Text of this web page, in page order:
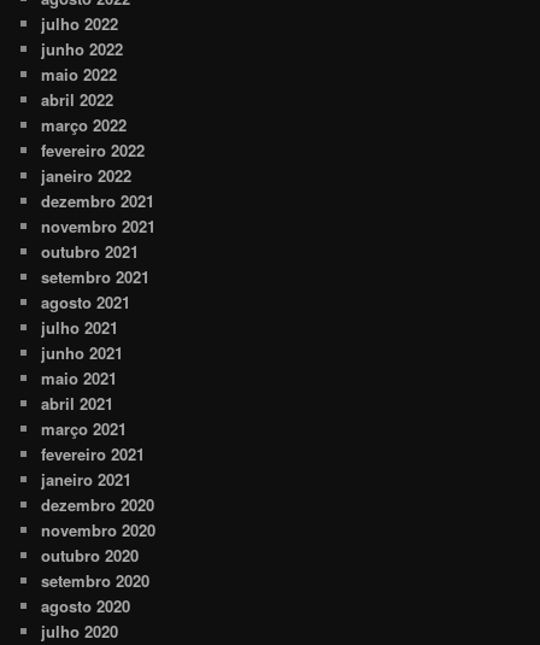
julho 2022
junho 2022
maio 2022
abril 2022
março 2022
fevereiro 2022
janeiro 2022
dezembro 2021
novembro 2021
outubro 2021
setembro 2021
agosto 2021
julho 2021
junho 2021
maio 2021
abril 2021
março 2021
fevereiro 2021
janeiro 2021
dezembro 2020
novembro 2020
outubro 2020
setembro 2020
agosto 2020
julho 2020